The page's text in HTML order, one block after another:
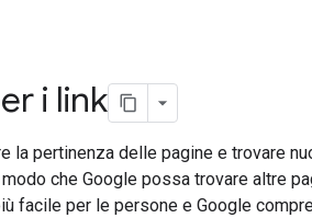
i link
la pertinenza delle pagine e trovare
che Google possa trovare altre
facile per le persone e Google